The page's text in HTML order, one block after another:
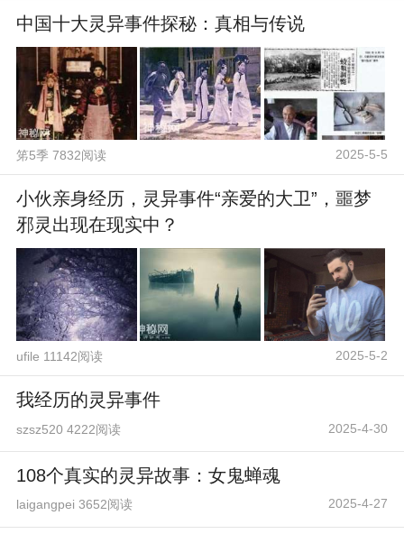
中国十大灵异事件探秘：真相与传说
笫5季 7832阅读 2025-5-5
小伙亲身经历，灵异事件“亲爱的大卫”，噩梦
邪灵出现在现实中？
ufile 11142阅读 2025-5-2
我经历的灵异事件
szsz520 4222阅读 2025-4-30
108个真实的灵异故事：女鬼蝉魂
laigangpei 3652阅读 2025-4-27